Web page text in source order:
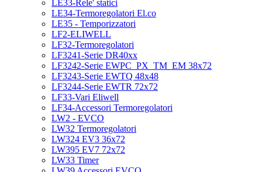
LE33-Rele' statici
LE34-Termoregolatori El.co
LE35 - Temporizzatori
LF2-ELIWELL
LF32-Termoregolatori
LF3241-Serie DR40xx
LF3242-Serie EWPC_PX_TM_EM 38x72
LF3243-Serie EWTQ 48x48
LF3244-Serie EWTR 72x72
LF33-Vari Eliwell
LF34-Accessori Termoregolatori
LW2 - EVCO
LW32 Termoregolatori
LW324 EV3 36x72
LW395 EV7 72x72
LW33 Timer